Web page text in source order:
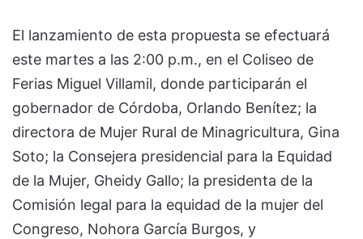
El lanzamiento de esta propuesta se efectuará
este martes a las 2:00 p.m., en el Coliseo de
Ferias Miguel Villamil, donde participarán el
gobernador de Córdoba, Orlando Benítez; la
directora de Mujer Rural de Minagricultura, Gina
Soto; la Consejera presidencial para la Equidad
de la Mujer, Gheidy Gallo; la presidenta de la
Comisión legal para la equidad de la mujer del
Congreso, Nohora García Burgos, y